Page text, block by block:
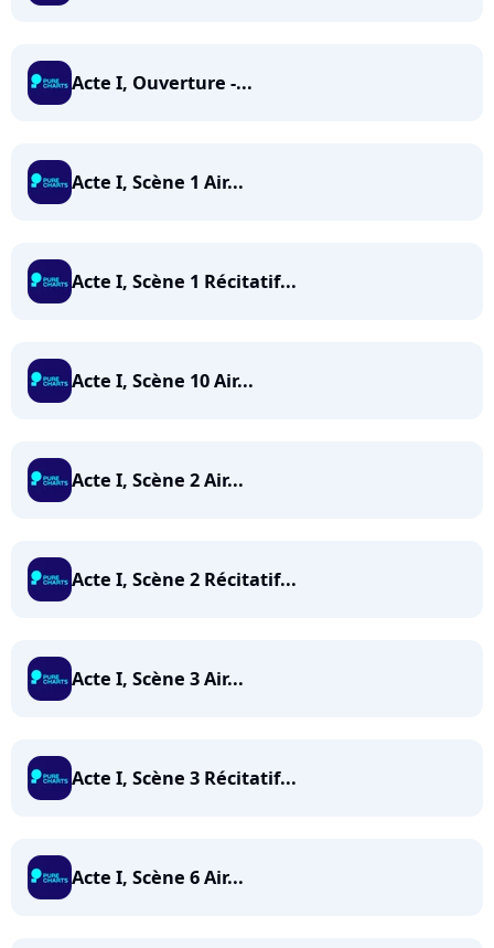
Acte I, Ouverture -...
Acte I, Scène 1 Air...
Acte I, Scène 1 Récitatif...
Acte I, Scène 10 Air...
Acte I, Scène 2 Air...
Acte I, Scène 2 Récitatif...
Acte I, Scène 3 Air...
Acte I, Scène 3 Récitatif...
Acte I, Scène 6 Air...